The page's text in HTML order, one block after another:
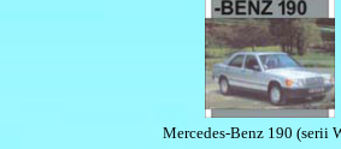
Mercedes-Benz 190 (serii